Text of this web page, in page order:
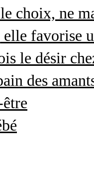
choix, ne
favorise
le désir
des